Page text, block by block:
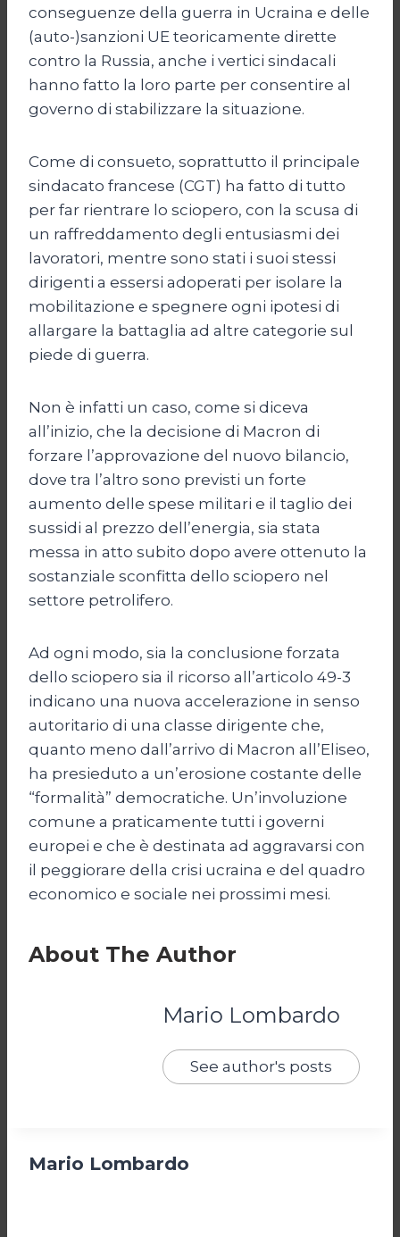
conseguenze della guerra in Ucraina e delle
(auto-)sanzioni UE teoricamente dirette
contro la Russia, anche i vertici sindacali
hanno fatto la loro parte per consentire al
governo di stabilizzare la situazione.
Come di consueto, soprattutto il principale
sindacato francese (CGT) ha fatto di tutto
per far rientrare lo sciopero, con la scusa di
un raffreddamento degli entusiasmi dei
lavoratori, mentre sono stati i suoi stessi
dirigenti a essersi adoperati per isolare la
mobilitazione e spegnere ogni ipotesi di
allargare la battaglia ad altre categorie sul
piede di guerra.
Non è infatti un caso, come si diceva
all’inizio, che la decisione di Macron di
forzare l’approvazione del nuovo bilancio,
dove tra l’altro sono previsti un forte
aumento delle spese militari e il taglio dei
sussidi al prezzo dell’energia, sia stata
messa in atto subito dopo avere ottenuto la
sostanziale sconfitta dello sciopero nel
settore petrolifero.
Ad ogni modo, sia la conclusione forzata
dello sciopero sia il ricorso all’articolo 49-3
indicano una nuova accelerazione in senso
autoritario di una classe dirigente che,
quanto meno dall’arrivo di Macron all’Eliseo,
ha presieduto a un’erosione costante delle
“formalità” democratiche. Un’involuzione
comune a praticamente tutti i governi
europei e che è destinata ad aggravarsi con
il peggiorare della crisi ucraina e del quadro
economico e sociale nei prossimi mesi.
About The Author
Mario Lombardo
See author's posts
Mario Lombardo